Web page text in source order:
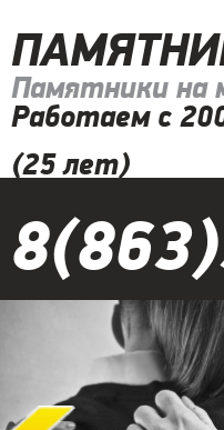
Памятники на
Работаем с
(25 лет)